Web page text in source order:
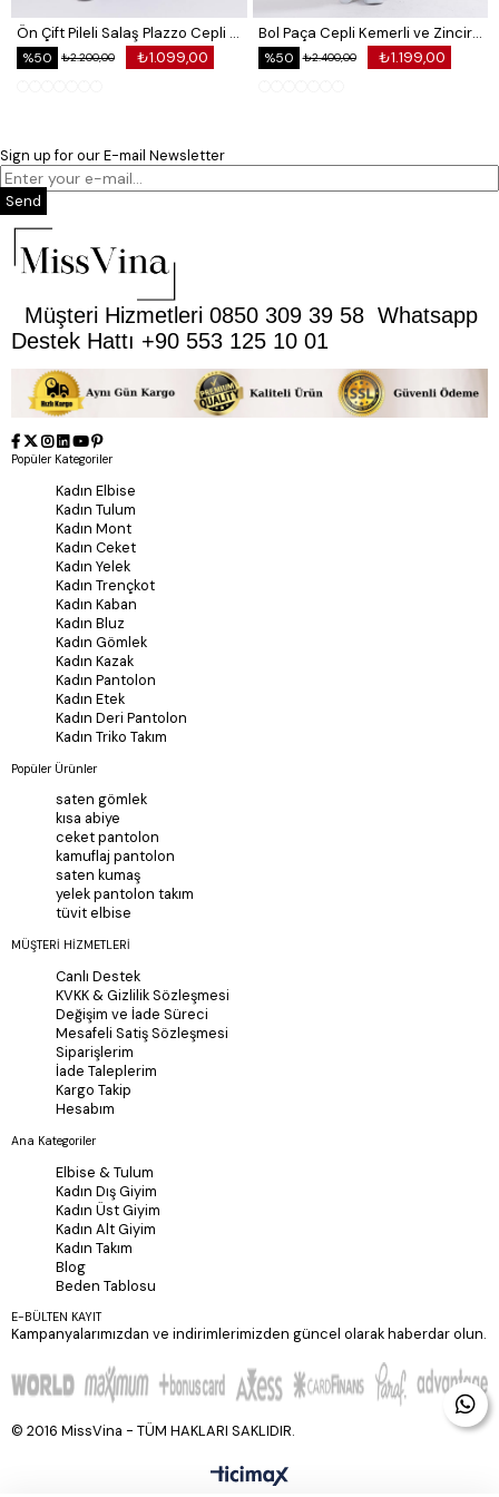
Ön Çift Pileli Salaş Plazzo Cepli Pantolon
₺1.099,00
₺2.200,00
%50
Bol Paça Cepli Kemerli ve Zincir Detaylı Atlas Kumaş Pantolon
₺1.199,00
₺2.400,00
%50
Sign up for our E-mail Newsletter
Send
Müşteri Hizmetleri 0850 309 39 58 Whatsapp
Destek Hattı +90 553 125 10 01
Popüler Kategoriler
Kadın Elbise
Kadın Tulum
Kadın Mont
Kadın Ceket
Kadın Yelek
Kadın Trençkot
Kadın Kaban
Kadın Bluz
Kadın Gömlek
Kadın Kazak
Kadın Pantolon
Kadın Etek
Kadın Deri Pantolon
Kadın Triko Takım
Popüler Ürünler
saten gömlek
kısa abiye
ceket pantolon
kamuflaj pantolon
saten kumaş
yelek pantolon takım
tüvit elbise
MÜŞTERİ HİZMETLERİ
Canlı Destek
KVKK & Gizlilik Sözleşmesi
Değişim ve İade Süreci
Mesafeli Satiş Sözleşmesi
Siparişlerim
İade Taleplerim
Kargo Takip
Hesabım
Ana Kategoriler
Elbise & Tulum
Kadın Dış Giyim
Kadın Üst Giyim
Kadın Alt Giyim
Kadın Takım
Blog
Beden Tablosu
E-BÜLTEN KAYIT
Kampanyalarımızdan ve indirimlerimizden güncel olarak haberdar olun.
© 2016 MissVina - TÜM HAKLARI SAKLIDIR.